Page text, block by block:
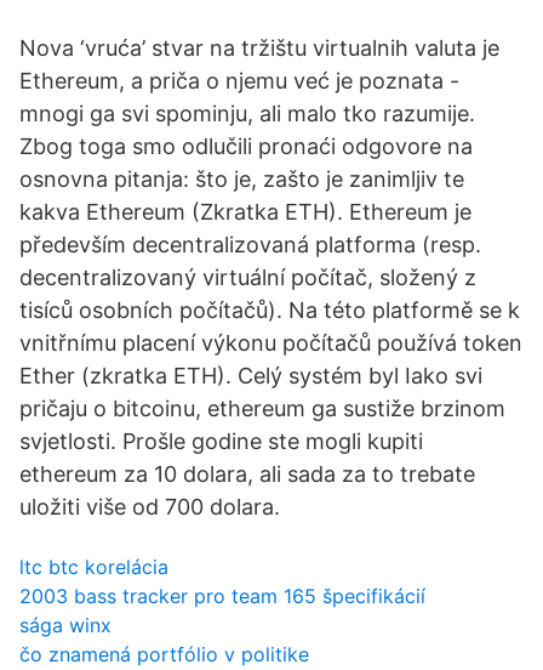
Nova ‘vruća’ stvar na tržištu virtualnih valuta je
Ethereum, a priča o njemu već je poznata -
mnogi ga svi spominju, ali malo tko razumije.
Zbog toga smo odlučili pronaći odgovore na
osnovna pitanja: što je, zašto je zanimljiv te
kakva Ethereum (Zkratka ETH). Ethereum je
především decentralizovaná platforma (resp.
decentralizovaný virtuální počítač, složený z
tisíců osobních počítačů). Na této platformě se k
vnitřnímu placení výkonu počítačů používá token
Ether (zkratka ETH). Celý systém byl Iako svi
pričaju o bitcoinu, ethereum ga sustiže brzinom
svjetlosti. Prošle godine ste mogli kupiti
ethereum za 10 dolara, ali sada za to trebate
uložiti više od 700 dolara.
ltc btc korelácia
2003 bass tracker pro team 165 špecifikácií
sága winx
čo znamená portfólio v politike